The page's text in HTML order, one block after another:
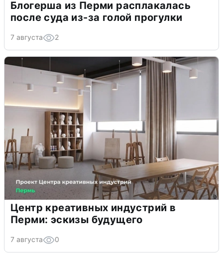
Блогерша из Перми расплакалась
после суда из-за голой прогулки
7 августа 2
Центр креативных индустрий в
Перми: эскизы будущего
7 августа 0